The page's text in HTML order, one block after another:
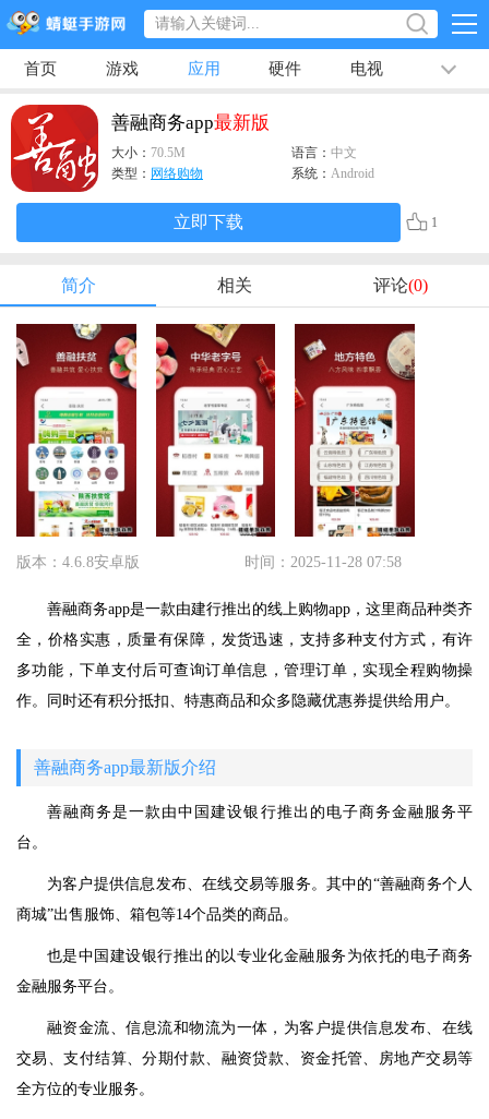
首页 游戏 应用 硬件 电视 排行榜
专题
善融商务app最新版
大小： 70.5M 语言： 中文
类型： 网络购物 系统： Android
立即下载 1
简介 相关 评论(0)
版本：4.6.8安卓版 时间：2025-11-28 07:58
善融商务app是一款由建行推出的线上购物app，这里商品种类齐
全，价格实惠，质量有保障，发货迅速，支持多种支付方式，有许
多功能，下单支付后可查询订单信息，管理订单，实现全程购物操
作。同时还有积分抵扣、特惠商品和众多隐藏优惠券提供给用户。
善融商务app最新版介绍
善融商务是一款由中国建设银行推出的电子商务金融服务平
台。
为客户提供信息发布、在线交易等服务。其中的“善融商务个人
商城”出售服饰、箱包等14个品类的商品。
也是中国建设银行推出的以专业化金融服务为依托的电子商务
金融服务平台。
融资金流、信息流和物流为一体，为客户提供信息发布、在线
交易、支付结算、分期付款、融资贷款、资金托管、房地产交易等
全方位的专业服务。